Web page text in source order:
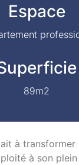
Espace
89m2
à transformer
à son